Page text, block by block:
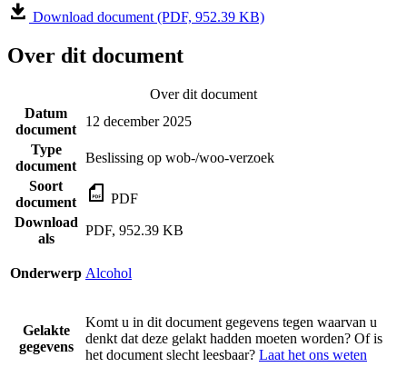
Download document (PDF, 952.39 KB)
Over dit document
Over dit document
Datum
document
12 december 2025
Type
document
Beslissing op wob-/woo-verzoek
Soort
document
PDF
Download
als
PDF, 952.39 KB
Onderwerp Alcohol
Gelakte
gegevens
Komt u in dit document gegevens tegen waarvan u
denkt dat deze gelakt hadden moeten worden? Of is
het document slecht leesbaar? Laat het ons weten